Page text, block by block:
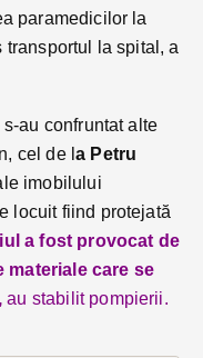
paramedicilor la
transportul la spital, a
au confruntat alte
cel de la Petru
imobilului
locuit fiind protejată
a fost provocat de
materiale care se
au stabilit pompierii.